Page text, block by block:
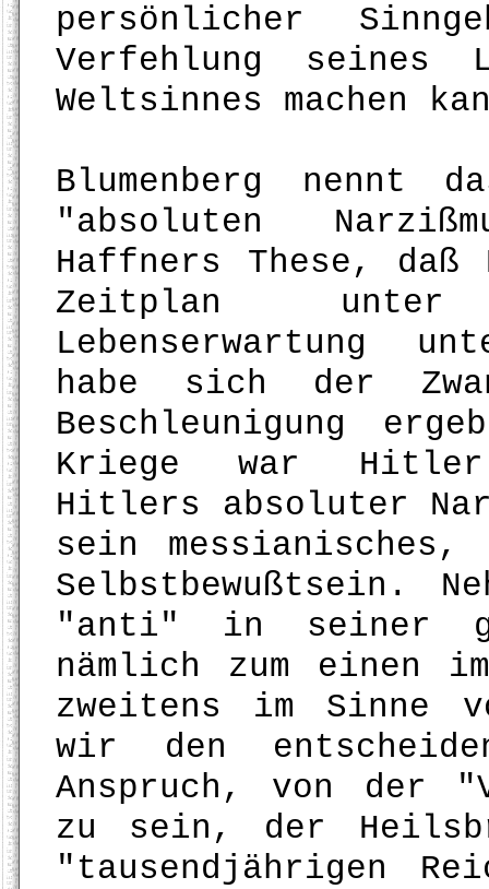
persönlicher
Verfehlung seines
Weltsinnes machen
Blumenberg nennt
"absoluten
Haffners These,
Zeitplan unter
Lebenserwartung
habe sich der
Beschleunigung
Kriege war
Hitlers absoluter
sein messianisches,
Selbstbewußtsein.
"anti" in seiner
nämlich zum einen
zweitens im Sinne
wir den
Anspruch, von der
zu sein, der
"tausendjährigen